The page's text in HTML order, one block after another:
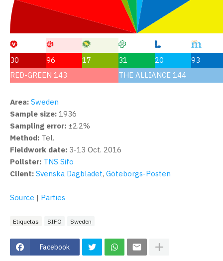
30 96 17 31 20
93
RED-GREEN 143
THE ALLIANCE 144
Area: Sweden
Sample size: 1936
Sampling error: ±2.2%
Method: Tel.
Fieldwork date: 3-13 Oct. 2016
Pollster: TNS Sifo
Client: Svenska Dagbladet, Göteborgs-Posten
Source | Parties
Etiquetas SIFO Sweden
Facebook